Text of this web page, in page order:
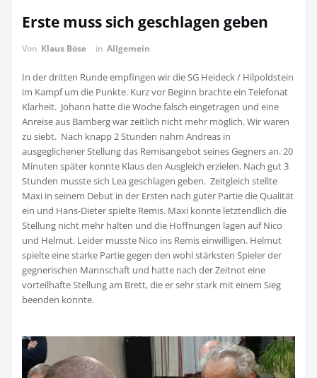
Erste muss sich geschlagen geben
Von Klaus Böse in Allgemein
In der dritten Runde empfingen wir die SG Heideck / Hilpoldstein
im Kampf um die Punkte. Kurz vor Beginn brachte ein Telefonat
Klarheit. Johann hatte die Woche falsch eingetragen und eine
Anreise aus Bamberg war zeitlich nicht mehr möglich. Wir waren
zu siebt. Nach knapp 2 Stunden nahm Andreas in
ausgeglichener Stellung das Remisangebot seines Gegners an. 20
Minuten später konnte Klaus den Ausgleich erzielen. Nach gut 3
Stunden musste sich Lea geschlagen geben. Zeitgleich stellte
Maxi in seinem Debut in der Ersten nach guter Partie die Qualität
ein und Hans-Dieter spielte Remis. Maxi konnte letztendlich die
Stellung nicht mehr halten und die Hoffnungen lagen auf Nico
und Helmut. Leider musste Nico ins Remis einwilligen. Helmut
spielte eine starke Partie gegen den wohl stärksten Spieler der
gegnerischen Mannschaft und hatte nach der Zeitnot eine
vorteilhafte Stellung am Brett, die er sehr stark mit einem Sieg
beenden konnte.